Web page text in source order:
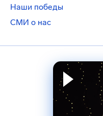
Наши победы
СМИ о нас